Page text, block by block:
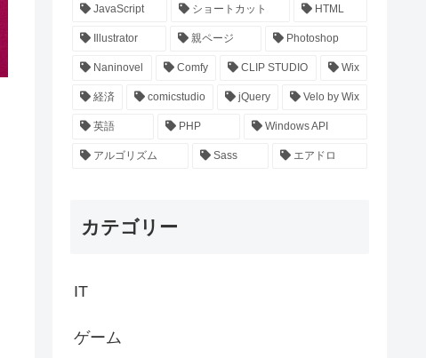
JavaScript ショートカット HTML
Illustrator 親ページ Photoshop
Naninovel Comfy CLIP STUDIO Wix
経済 comicstudio jQuery Velo by Wix
英語 PHP Windows API
アルゴリズム Sass エアドロ
カテゴリー
IT
ゲーム